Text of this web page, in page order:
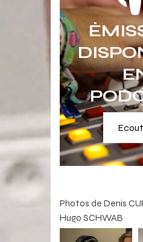
Photos de Denis
Hugo SCHWAB